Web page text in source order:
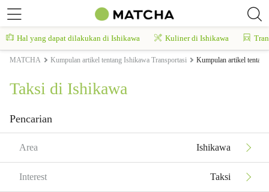
Hal yang dapat dilakukan di Ishikawa Kuliner di Ishikawa
MATCHA Kumpulan artikel tentang Ishikawa Transportasi Kumpulan artikel
Taksi di Ishikawa
Pencarian
Area Ishikawa
Interest Taksi